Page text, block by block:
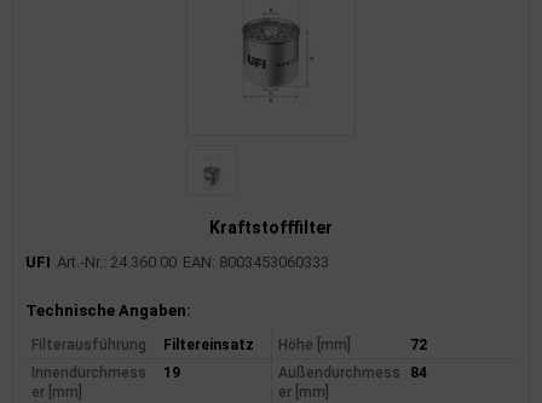
Kraftstofffilter
UFI Art.-Nr.: 24.360.00 EAN: 8003453060333
Produktinformationen
Technische Angaben:
Filterausführung Filtereinsatz Höhe [mm]
72
Innendurchmess
er [mm]
19
Außendurchmess
er [mm]
84